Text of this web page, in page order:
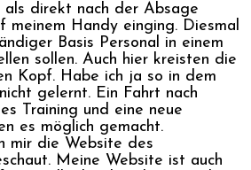
als direkt nach der Absage
meinem Handy einging. Diesmal
Basis Personal in einem
sollen. Auch hier kreisten die
Kopf. Habe ich ja so in dem
gelernt. Ein Fahrt nach
Training und eine neue
es möglich gemacht.
mir die Website des
Meine Website ist auch